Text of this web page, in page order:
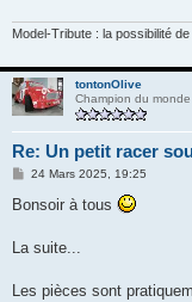
Model-Tribute : la possibilité
tontonOlive
Champion du monde
Re: Un petit racer
M
s
g
24 Mars 2025, 19:25
Bonsoir à tous
La suite...
Les pièces sont